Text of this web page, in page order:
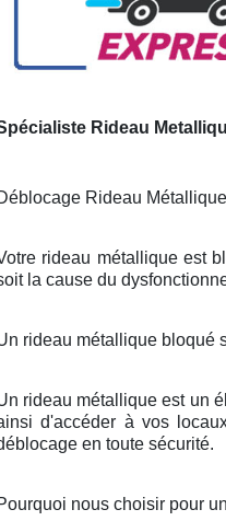
Rideau
Rideau
rideau métallique est
la cause du
rideau métallique bloqué
rideau métallique est un
d'accéder à vos
en toute sécurité.
nous choisir pour un